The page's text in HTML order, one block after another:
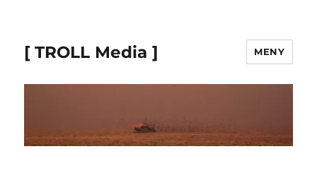
[ TROLL Media ] MENY